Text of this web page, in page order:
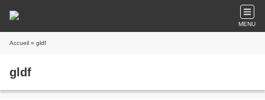
MENU
Accueil » gldf
gldf